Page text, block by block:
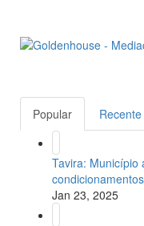
Popular Recente
Tavira: Município
condicionamentos
Jan 23, 2025